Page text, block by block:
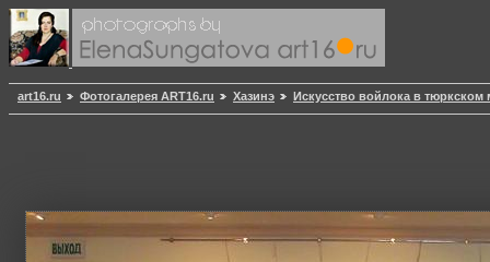
art16.ru Фотогалерея ART16.ru Хазинэ Искусство войлока в